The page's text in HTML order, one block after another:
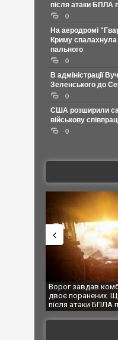
після атаки БПЛА
0
На аеродромі
Криму
пального
0
В адміністрації
Зеленського до
0
США розширили
військову
0
За 2000
Єкатеринбурзі
склад Wildberries.